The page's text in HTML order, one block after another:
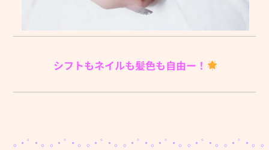
シフトもネイルも髪色も自由ー！
｡・ﾟ・。｡・ﾟ・。｡・ﾟ・。｡・ﾟ・｡・ﾟ・。｡・ﾟ・。｡・ﾟ・。